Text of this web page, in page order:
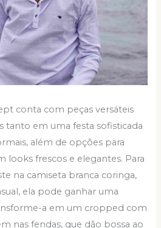
conta com peças versáteis
tanto em uma festa sofisticada
além de opções para
looks frescos e elegantes. Para
na camiseta branca coringa,
ela pode ganhar uma
a em um cropped com
nas fendas, que dão bossa ao